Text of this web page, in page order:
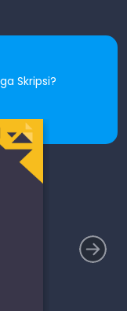
Skripsi?